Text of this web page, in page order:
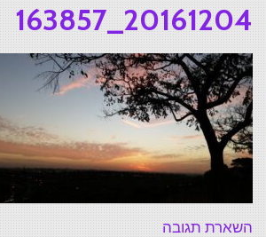
20161204_163857
השארת תגובה